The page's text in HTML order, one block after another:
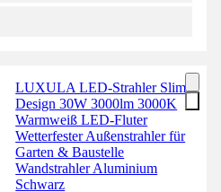
LUXULA LED-Strahler Slim-
Design 30W 3000lm 3000K
Warmweiß LED-Fluter
Wetterfester Außenstrahler für
Garten & Baustelle
Wandstrahler Aluminium
Schwarz